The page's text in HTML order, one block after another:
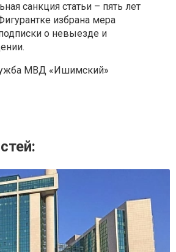
санкция статьи – пять лет
избрана мера
о невыезде и
МВД «Ишимский»